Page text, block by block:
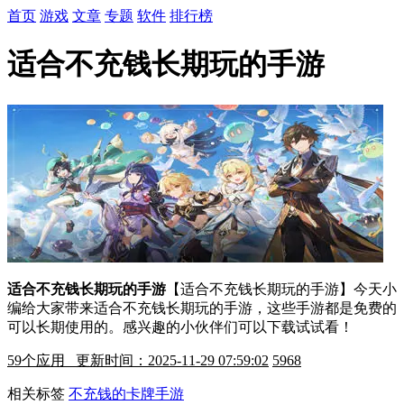
首页 游戏 文章 专题 软件 排行榜
适合不充钱长期玩的手游
适合不充钱长期玩的手游 【适合不充钱长期玩的手游】今天小
编给大家带来适合不充钱长期玩的手游，这些手游都是免费的
可以长期使用的。感兴趣的小伙伴们可以下载试试看！
59个应用 更新时间：2025-11-29 07:59:02 5968
相关标签 不充钱的卡牌手游